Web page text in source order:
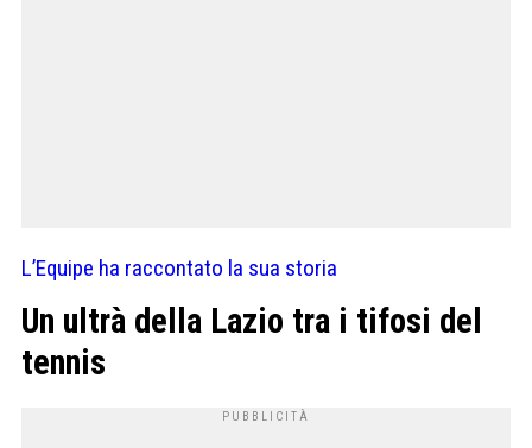
L’Equipe ha raccontato la sua storia
Un ultrà della Lazio tra i tifosi del
tennis